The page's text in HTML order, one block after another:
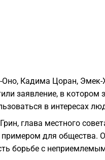
Оно, Кадима Цоран,
заявление, в котором
в интересах
глава местного
для общества.
борьбе с